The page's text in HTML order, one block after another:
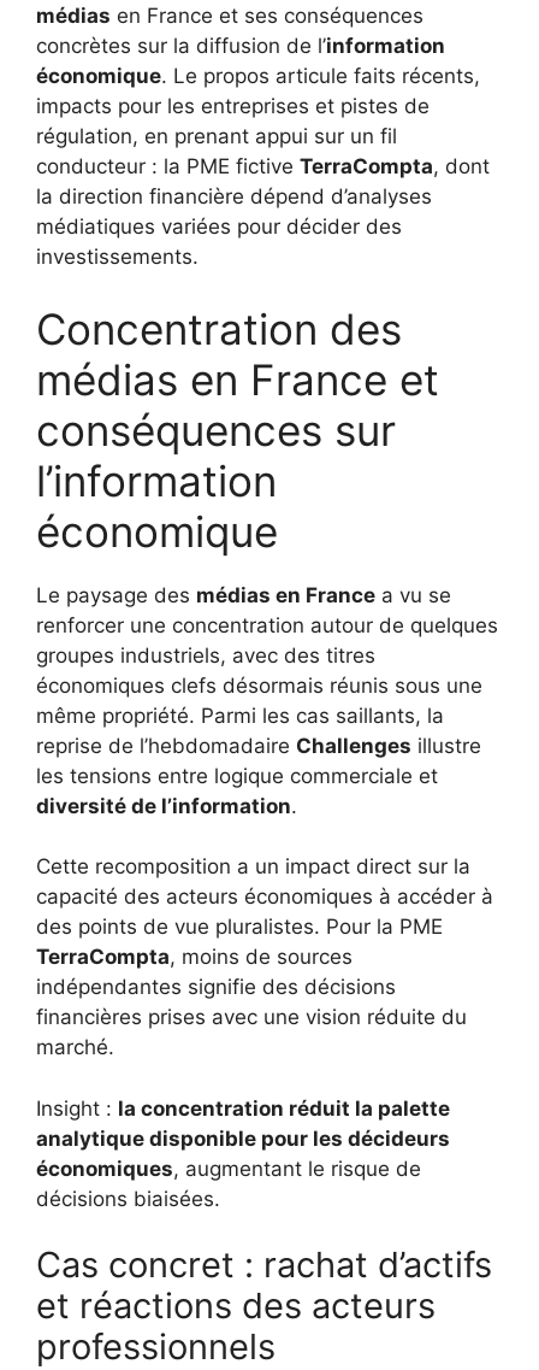
médias en France et ses conséquences
concrètes sur la diffusion de l’information
économique. Le propos articule faits récents,
impacts pour les entreprises et pistes de
régulation, en prenant appui sur un fil
conducteur : la PME fictive TerraCompta, dont
la direction financière dépend d’analyses
médiatiques variées pour décider des
investissements.
Concentration des
médias en France et
conséquences sur
l’information
économique
Le paysage des médias en France a vu se
renforcer une concentration autour de quelques
groupes industriels, avec des titres
économiques clefs désormais réunis sous une
même propriété. Parmi les cas saillants, la
reprise de l’hebdomadaire Challenges illustre
les tensions entre logique commerciale et
diversité de l’information.
Cette recomposition a un impact direct sur la
capacité des acteurs économiques à accéder à
des points de vue pluralistes. Pour la PME
TerraCompta, moins de sources
indépendantes signifie des décisions
financières prises avec une vision réduite du
marché.
Insight : la concentration réduit la palette
analytique disponible pour les décideurs
économiques, augmentant le risque de
décisions biaisées.
Cas concret : rachat d’actifs
et réactions des acteurs
professionnels